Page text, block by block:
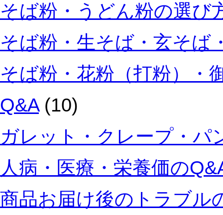
そば粉・うどん粉の選び
そば粉・生そば・玄そば
そば粉・花粉（打粉）・
Q&A(10)
ガレット・クレープ・パ
人病・医療・栄養価の
商品お届け後のトラブル